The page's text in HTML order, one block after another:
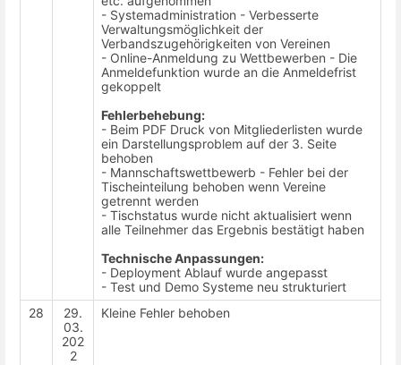
- Systemadministration - Verbesserte
Verwaltungsmöglichkeit der
Verbandszugehörigkeiten von Vereinen
- Online-Anmeldung zu Wettbewerben - Die
Anmeldefunktion wurde an die Anmeldefrist
gekoppelt
Fehlerbehebung:
- Beim PDF Druck von Mitgliederlisten wurde
ein Darstellungsproblem auf der 3. Seite
behoben
- Mannschaftswettbewerb - Fehler bei der
Tischeinteilung behoben wenn Vereine
getrennt werden
- Tischstatus wurde nicht aktualisiert wenn
alle Teilnehmer das Ergebnis bestätigt haben
Technische Anpassungen:
- Deployment Ablauf wurde angepasst
- Test und Demo Systeme neu strukturiert
28
29.
03.
202
2
Kleine Fehler behoben